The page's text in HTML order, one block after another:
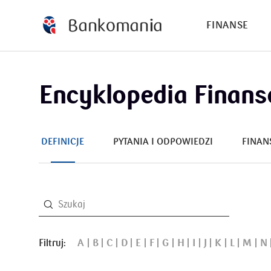
FINANSE
Encyklopedia
DEFINICJE PYTANIA I ODPOWIEDZI
Filtruj: A B C D E F G H I J K L M N